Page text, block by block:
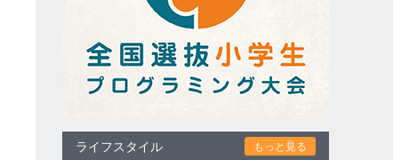
ライフスタイル もっと見る